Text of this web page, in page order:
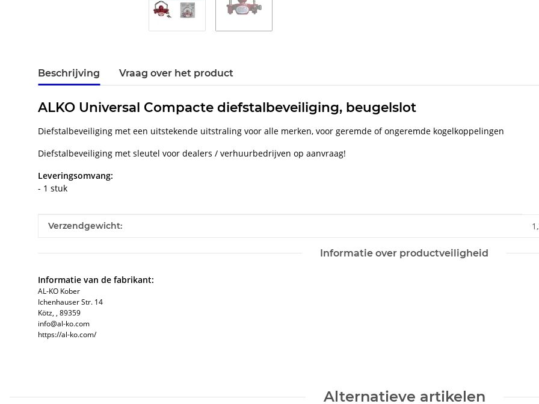
Beschrijving Vraag over het product
ALKO Universal Compacte diefstalbeveiliging, beugelslot
Diefstalbeveiliging met een uitstekende uitstraling voor alle merken, voor geremde of ongeremde kogelkoppelingen
Diefstalbeveiliging met sleutel voor dealers / verhuurbedrijven op aanvraag!
Leveringsomvang:
- 1 stuk
#productDetails.itemInformation#
#productDetails.itemValue#
Verzendgewicht:
Informatie over productveiligheid
Informatie van de fabrikant:
AL-KO Kober
Ichenhauser Str. 14
Kötz, , 89359
info@al-ko.com
https://al-ko.com/
Alternatieve artikelen